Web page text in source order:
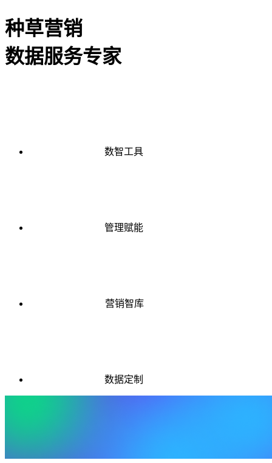
种草营销
数据服务专家
数智工具
管理赋能
营销智库
数据定制